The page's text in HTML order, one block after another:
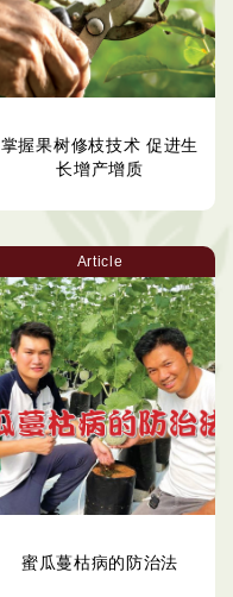
掌握果树修枝技术 促进生
长增产增质
Article
蜜瓜蔓枯病的防治法